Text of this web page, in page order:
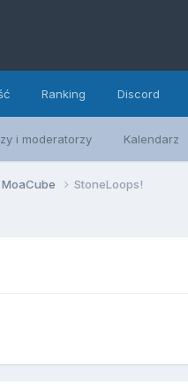
i moderatorzy Kalendarz
Ranking Discord
MoaCube StoneLoops!